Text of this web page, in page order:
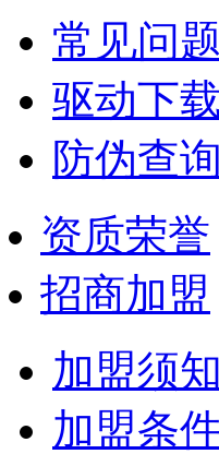
常见问题
驱动下载
防伪查询
资质荣誉
招商加盟
加盟须知
加盟条